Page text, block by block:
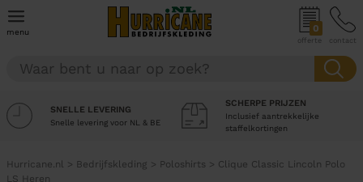
menu 0
offerte contact
SNELLE LEVERING
Snelle levering voor NL & BE
SCHERPE PRIJZEN
Inclusief aantrekkelijke
staffelkortingen
Hurricane.nl > Bedrijfskleding > Poloshirts > Clique Classic Lincoln Polo
LS Heren